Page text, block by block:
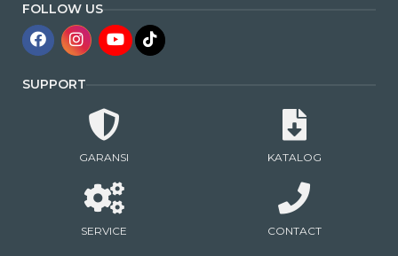
FOLLOW US
SUPPORT
GARANSI KATALOG
SERVICE CONTACT